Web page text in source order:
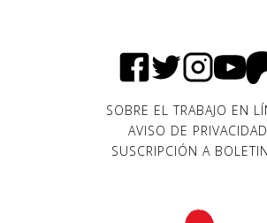
SOBRE EL TRABAJO EN
AVISO DE PRIVACIDAD
SUSCRIPCIÓN A